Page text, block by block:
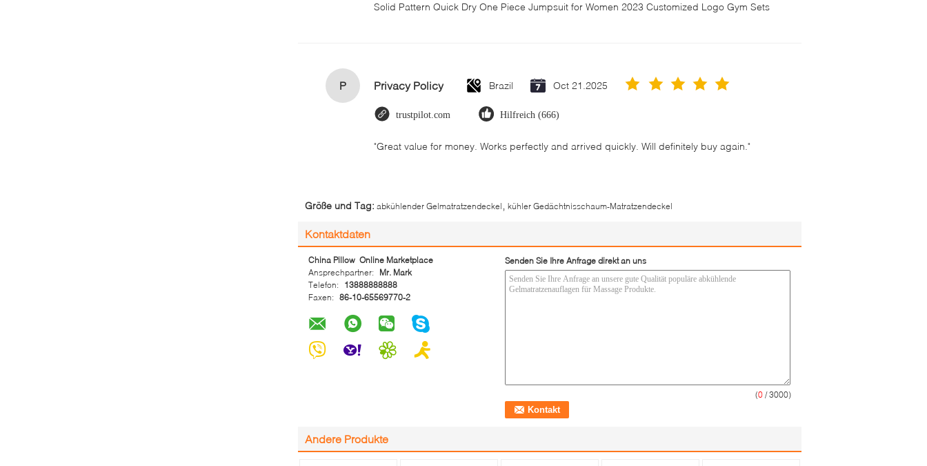
Solid Pattern Quick Dry One Piece Jumpsuit for Women 2023 Customized Logo Gym Sets
P Privacy Policy Brazil Oct 21.2025
trustpilot.com Hilfreich (666)
"Great value for money. Works perfectly and arrived quickly. Will definitely buy again."
Größe und Tag: abkühlender Gelmatratzendeckel kühler Gedächtnisschaum-Matratzendeckel
Kontaktdaten
China Pillow Online Marketplace
Ansprechpartner:
Mr. Mark
Telefon:
13888888888
Faxen: 86-10-65569770-2
Senden Sie Ihre Anfrage direkt an uns
(0 / 3000)
Andere Produkte